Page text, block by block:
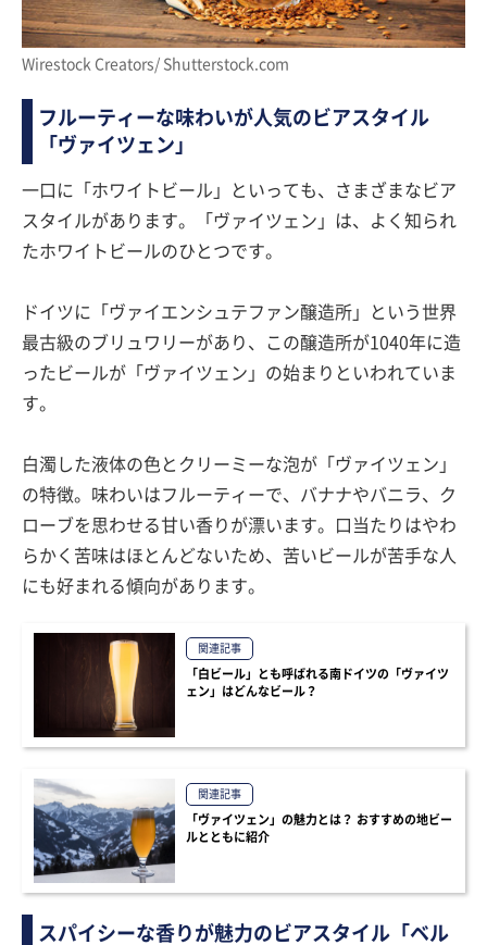
Wirestock Creators/ Shutterstock.com
フルーティーな味わいが人気のビアスタイル
「ヴァイツェン」
一口に「ホワイトビール」といっても、さまざまなビア
スタイルがあります。「ヴァイツェン」は、よく知られ
たホワイトビールのひとつです。
ドイツに「ヴァイエンシュテファン醸造所」という世界
最古級のブリュワリーがあり、この醸造所が1040年に造
ったビールが「ヴァイツェン」の始まりといわれていま
す。
白濁した液体の色とクリーミーな泡が「ヴァイツェン」
の特徴。味わいはフルーティーで、バナナやバニラ、ク
ローブを思わせる甘い香りが漂います。口当たりはやわ
らかく苦味はほとんどないため、苦いビールが苦手な人
にも好まれる傾向があります。
関連記事
「白ビール」とも呼ばれる南ドイツの「ヴァイツ
ェン」はどんなビール？
関連記事
「ヴァイツェン」の魅力とは？ おすすめの地ビー
ルとともに紹介
スパイシーな香りが魅力のビアスタイル「ベル